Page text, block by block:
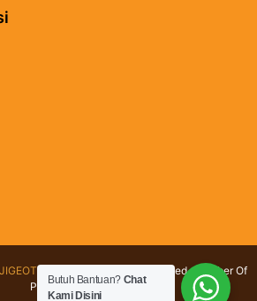
All rights reserved. Member Of
PT Testindo
Butuh Bantuan? Chat
Kami Disini